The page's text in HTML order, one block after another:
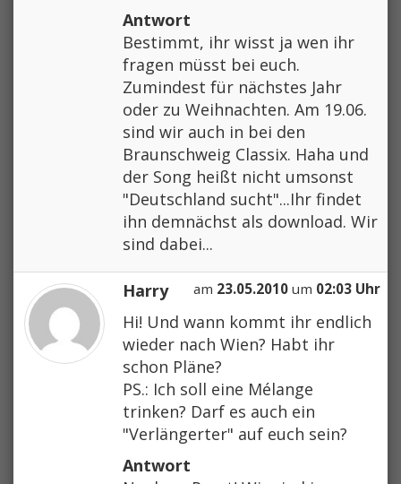
Antwort
Bestimmt, ihr wisst ja wen ihr
fragen müsst bei euch.
Zumindest für nächstes Jahr
oder zu Weihnachten. Am 19.06.
sind wir auch in bei den
Braunschweig Classix. Haha und
der Song heißt nicht umsonst
"Deutschland sucht"...Ihr findet
ihn demnächst als download. Wir
sind dabei...
Harry am 23.05.2010 um 02:03 Uhr
Hi! Und wann kommt ihr endlich
wieder nach Wien? Habt ihr
schon Pläne?
PS.: Ich soll eine Mélange
trinken? Darf es auch ein
"Verlängerter" auf euch sein?
Antwort